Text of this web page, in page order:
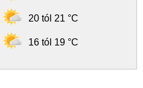
20 tól 21 °C
16 tól 19 °C